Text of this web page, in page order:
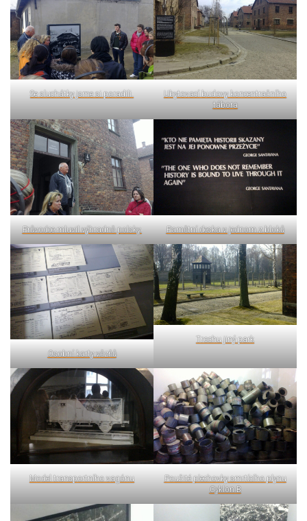
Se sluchátky jsme si poradili.
Ubytovací budovy koncentračního
tábora
Průvodce mluvil výhradně polsky. Pamětní deska v jednom z bloků
Osobní karty vězňů
Trochu jiný park
Model transportního vagónu
Použité plechovky smrtícího plynu
Cyklon B